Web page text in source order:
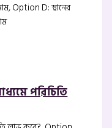
Option D: স্থানের
পরিচিতি